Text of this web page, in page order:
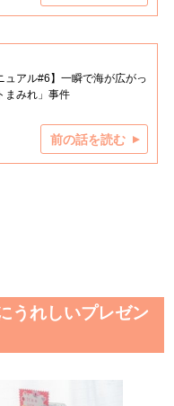
ュアル#6】一瞬で海が広がっ
みれ」事件
前の話を読む
うれしいプレゼン